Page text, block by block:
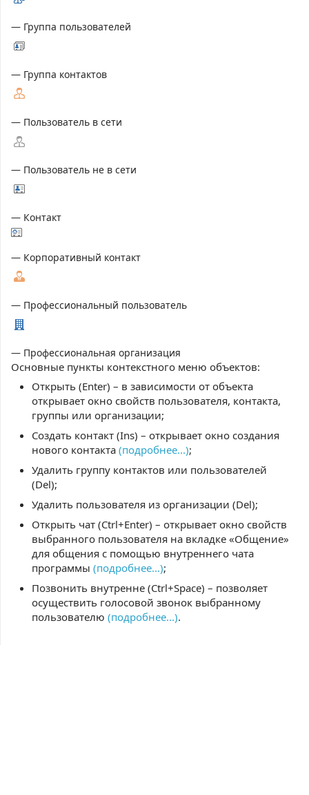
— Группа пользователей
— Группа контактов
— Пользователь в сети
— Пользователь не в сети
— Контакт
— Корпоративный контакт
— Профессиональный пользователь
— Профессиональная организация
Основные пункты контекстного меню объектов:
Открыть (Enter) – в зависимости от объекта
открывает окно свойств пользователя, контакта,
группы или организации;
Создать контакт (Ins) – открывает окно создания
нового контакта (подробнее...);
Удалить группу контактов или пользователей
(Del);
Удалить пользователя из организации (Del);
Открыть чат (Ctrl+Enter) – открывает окно свойств
выбранного пользователя на вкладке «Общение»
для общения с помощью внутреннего чата
программы (подробнее...);
Позвонить внутренне (Ctrl+Space) – позволяет
осуществить голосовой звонок выбранному
пользователю (подробнее...).